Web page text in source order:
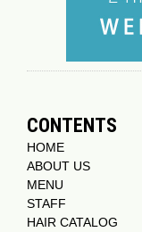
CONTENTS
HOME
ABOUT US
MENU
STAFF
HAIR CATALOG